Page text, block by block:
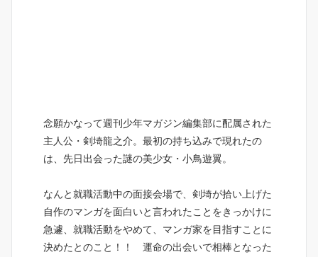
念願かなって週刊少年マガジン編集部に配属された
主人公・剣埼龍之介。最初の持ち込みで現れたの
は、先日出会った謎の美少女・小鳥遊翼。
なんと就職活動中の面接会場で、剣埼が拾い上げた
自作のマンガを面白いと言われたことをきっかけに
急遽、就職活動をやめて、マンガ家を目指すことに
決めたとのこと！！ 運命の出会いで相棒となった